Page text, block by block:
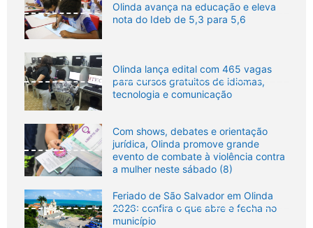
Olinda avança na educação e eleva
nota do Ideb de 5,3 para 5,6
Olinda lança edital com 465 vagas
para cursos gratuitos de idiomas,
tecnologia e comunicação
Com shows, debates e orientação
jurídica, Olinda promove grande
evento de combate à violência contra
a mulher neste sábado (8)
Feriado de São Salvador em Olinda
2026: confira o que abre e fecha no
município